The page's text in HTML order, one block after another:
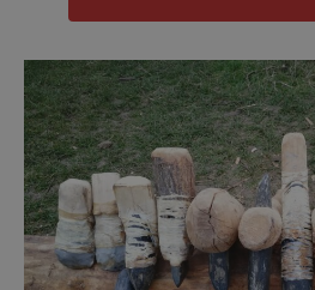
věnuje typům dobových
hradeb ze dřeva